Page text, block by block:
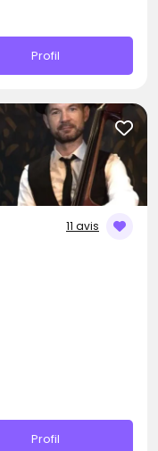
Profil
11 avis
Profil